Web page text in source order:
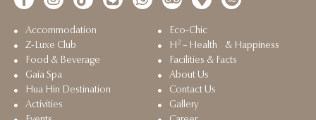
Accommodation
Z-Luxe Club
Food & Beverage
Gaia Spa
Hua Hin Destination
Activities
Eco-Chic
H2 – Health & Happiness
Facilities & Facts
About Us
Contact Us
Gallery